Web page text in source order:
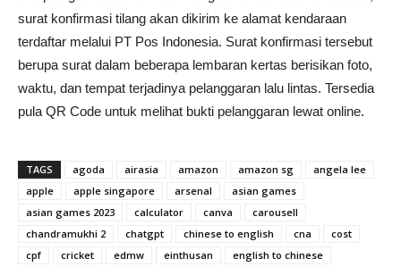
surat konfirmasi tilang akan dikirim ke alamat kendaraan
terdaftar melalui PT Pos Indonesia. Surat konfirmasi tersebut
berupa surat dalam beberapa lembaran kertas berisikan foto,
waktu, dan tempat terjadinya pelanggaran lalu lintas. Tersedia
pula QR Code untuk melihat bukti pelanggaran lewat online.
TAGS agoda airasia amazon amazon sg
angela lee
apple
apple singapore arsenal
asian games
asian games 2023
calculator canva
carousell
chandramukhi 2
chatgpt chinese to english cna
cost
cpf
cricket edmw einthusan
english to chinese